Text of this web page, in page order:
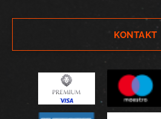
KONTAKT